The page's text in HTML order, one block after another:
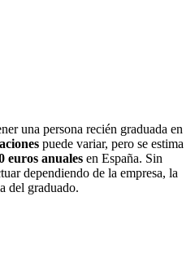
una persona recién graduada en
puede variar, pero se estima
euros anuales en España. Sin
dependiendo de la empresa, la
del graduado.